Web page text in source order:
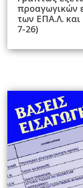
προαγωγικών
των ΕΠΑ.Λ.
7-26)